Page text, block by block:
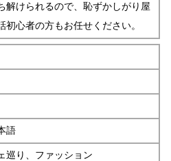
解けられるので、恥ずかしがり屋
初心者の方もお任せください。
語
巡り、ファッション